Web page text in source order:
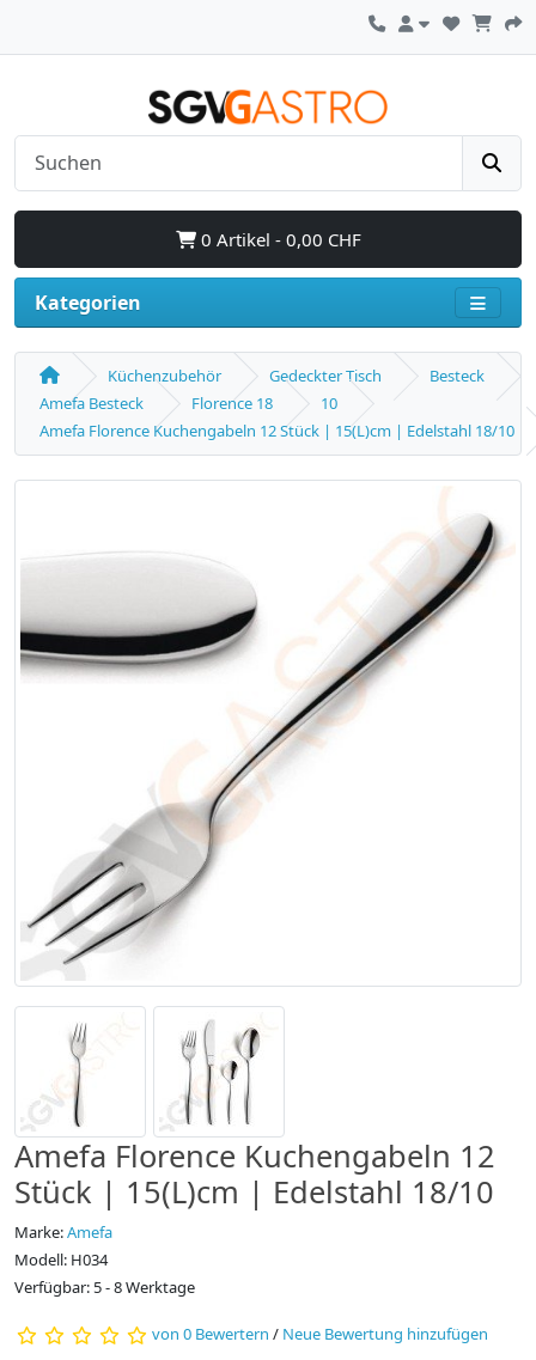
0 Artikel - 0,00 CHF
Kategorien
Küchenzubehör Gedeckter Tisch
Besteck
Amefa Besteck
Florence 18
10
Amefa Florence Kuchengabeln 12 Stück | 15(L)cm | Edelstahl 18/10
Amefa Florence Kuchengabeln 12
Stück | 15(L)cm | Edelstahl 18/10
Marke:Amefa
Modell: H034
Verfügbar: 5 - 8 Werktage
von 0 Bewertern / Neue Bewertung hinzufügen